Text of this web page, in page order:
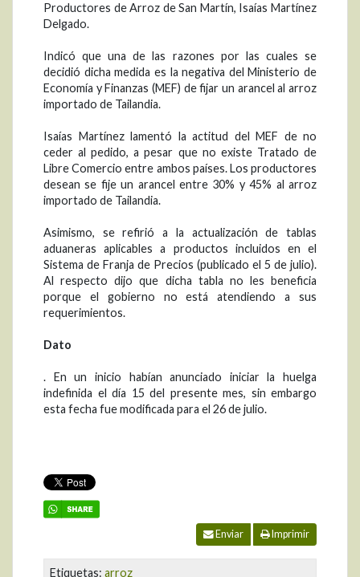
Productores de Arroz de San Martín, Isaías Martínez
Delgado.
Indicó que una de las razones por las cuales se
decidió dicha medida es la negativa del Ministerio de
Economía y Finanzas (MEF) de fijar un arancel al arroz
importado de Tailandia.
Isaías Martínez lamentó la actitud del MEF de no
ceder al pedido, a pesar que no existe Tratado de
Libre Comercio entre ambos países. Los productores
desean se fije un arancel entre 30% y 45% al arroz
importado de Tailandia.
Asimismo, se refirió a la actualización de tablas
aduaneras aplicables a productos incluidos en el
Sistema de Franja de Precios (publicado el 5 de julio).
Al respecto dijo que dicha tabla no les beneficia
porque el gobierno no está atendiendo a sus
requerimientos.
Dato
. En un inicio habían anunciado iniciar la huelga
indefinida el día 15 del presente mes, sin embargo
esta fecha fue modificada para el 26 de julio.
Enviar Imprimir
Etiquetas: arroz